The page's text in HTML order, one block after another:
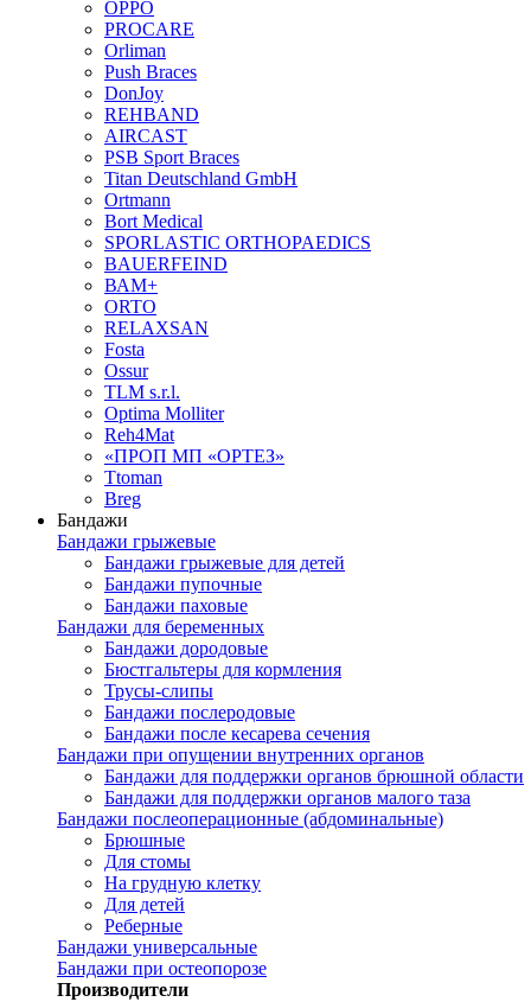
OPPO
PROCARE
Orliman
Push Braces
DonJoy
REHBAND
AIRCAST
PSB Sport Braces
Titan Deutschland GmbH
Ortmann
Bort Medical
SPORLASTIC ORTHOPAEDICS
BAUERFEIND
ВАМ+
ORTO
RELAXSAN
Fosta
Ossur
TLM s.r.l.
Optima Molliter
Reh4Mat
«ПРОП МП «ОРТЕЗ»
Ttoman
Breg
Бандажи
Бандажи грыжевые
Бандажи грыжевые для детей
Бандажи пупочные
Бандажи паховые
Бандажи для беременных
Бандажи дородовые
Бюстгальтеры для кормления
Трусы-слипы
Бандажи послеродовые
Бандажи после кесарева сечения
Бандажи при опущении внутренних органов
Бандажи для поддержки органов брюшной области
Бандажи для поддержки органов малого таза
Бандажи послеоперационные (абдоминальные)
Брюшные
Для стомы
На грудную клетку
Для детей
Реберные
Бандажи универсальные
Бандажи при остеопорозе
Производители